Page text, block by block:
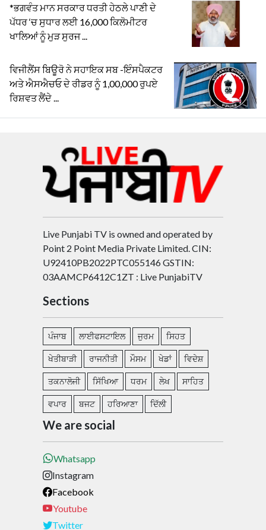
*ਭਗਵੰਤ ਮਾਨ ਸਰਕਾਰ ਧਰਤੀ ਹੇਠਲੇ ਪਾਣੀ ਦੇ
ਪੱਧਰ ‘ਚ ਸੁਧਾਰ ਲਈ 16,000 ਕਿਲੋਮੀਟਰ
ਖਾਲਿਆਂ ਨੂੰ ਮੁੜ ਸੁਰਜ ...
ਵਿਜੀਲੈਂਸ ਬਿਊਰੋ ਨੇ ਸਹਾਇਕ ਸਬ -ਇੰਸਪੈਕਟਰ
ਅਤੇ ਐਸਐਚਓ ਦੇ ਰੀਡਰ ਨੂੰ 1,00,000 ਰੁਪਏ
ਰਿਸ਼ਵਤ ਲੈਂਦੇ ...
Live Punjabi TV is owned and operated by
Point 2 Point Media Private Limited. CIN:
U92410PB2022PTC055146 GSTIN:
03AAMCP6412C1ZT : Live PunjabiTV
Sections
ਪੰਜਾਬ ਲਾਈਫਸਟਾਇਲ ਜੁਰਮ ਸਿਹਤ
ਖੇਤੀਬਾੜੀ ਰਾਜਨੀਤੀ ਮੌਸਮ ਖੇਡਾਂ ਵਿਦੇਸ਼
ਤਕਨਾਲੋਜੀ ਸਿੱਖਿਆ ਧਰਮ ਲੇਖ ਸਾਹਿਤ
ਵਪਾਰ ਬਜਟ ਹਰਿਆਣਾ ਦਿੱਲੀ
We are social
Whatsapp
Instagram
Facebook
Youtube
Twitter